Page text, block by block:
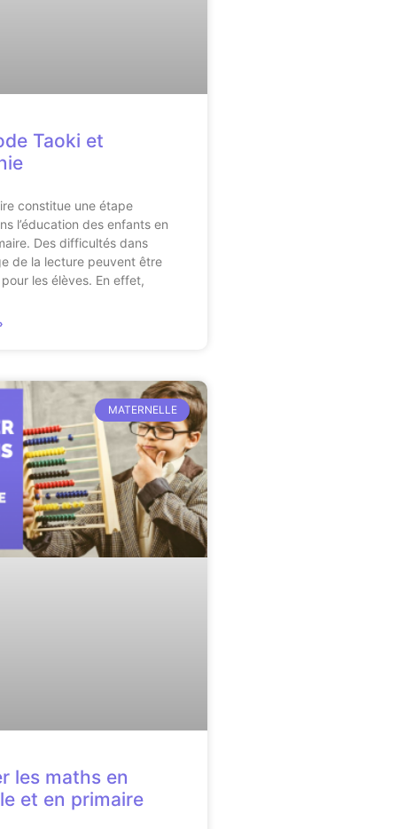
Taoki et
constitue une étape
l’éducation des enfants en
Des difficultés dans
de la lecture peuvent être
les élèves. En effet,
MATERNELLE
les maths en
et en primaire